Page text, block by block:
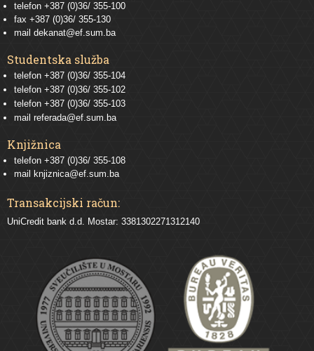
telefon +387 (0)36/ 355-100
fax +387 (0)36/ 355-130
mail dekanat@ef.sum.ba
Studentska služba
telefon +387 (0)36/ 355-104
telefon +387 (0)36/ 355-102
telefon +387 (0)36/ 355-103
mail referada@ef.sum.ba
Knjižnica
telefon +387 (0)36/ 355-108
mail
knjiznica@ef.sum.ba
Transakcijski račun:
UniCredit bank d.d. Mostar: 3381302271312140